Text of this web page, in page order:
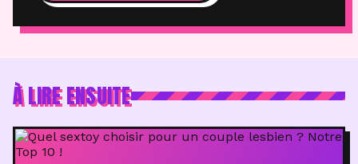
À LIRE ENSUITE